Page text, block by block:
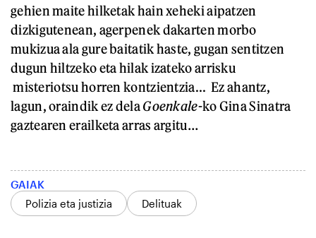
gehien maite hilketak hain xeheki aipatzen
dizkigutenean, agerpenek dakarten morbo
mukizua ala gure baitatik haste, gugan sentitzen
dugun hiltzeko eta hilak izateko arrisku
misteriotsu horren kontzientzia... Ez ahantz,
lagun, oraindik ez delaGoenkale-ko Gina Sinatra
gaztearen erailketa arras argitu…
GAIAK
Polizia eta justizia
Delituak